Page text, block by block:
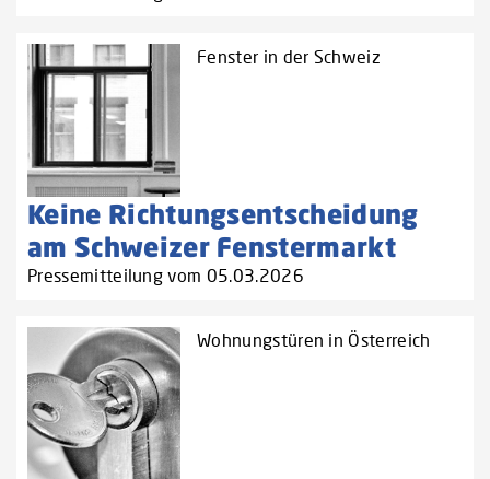
Fenster in der Schweiz
Keine Richtungsentscheidung
am Schweizer Fenstermarkt
Pressemitteilung vom 05.03.2026
Wohnungstüren in Österreich